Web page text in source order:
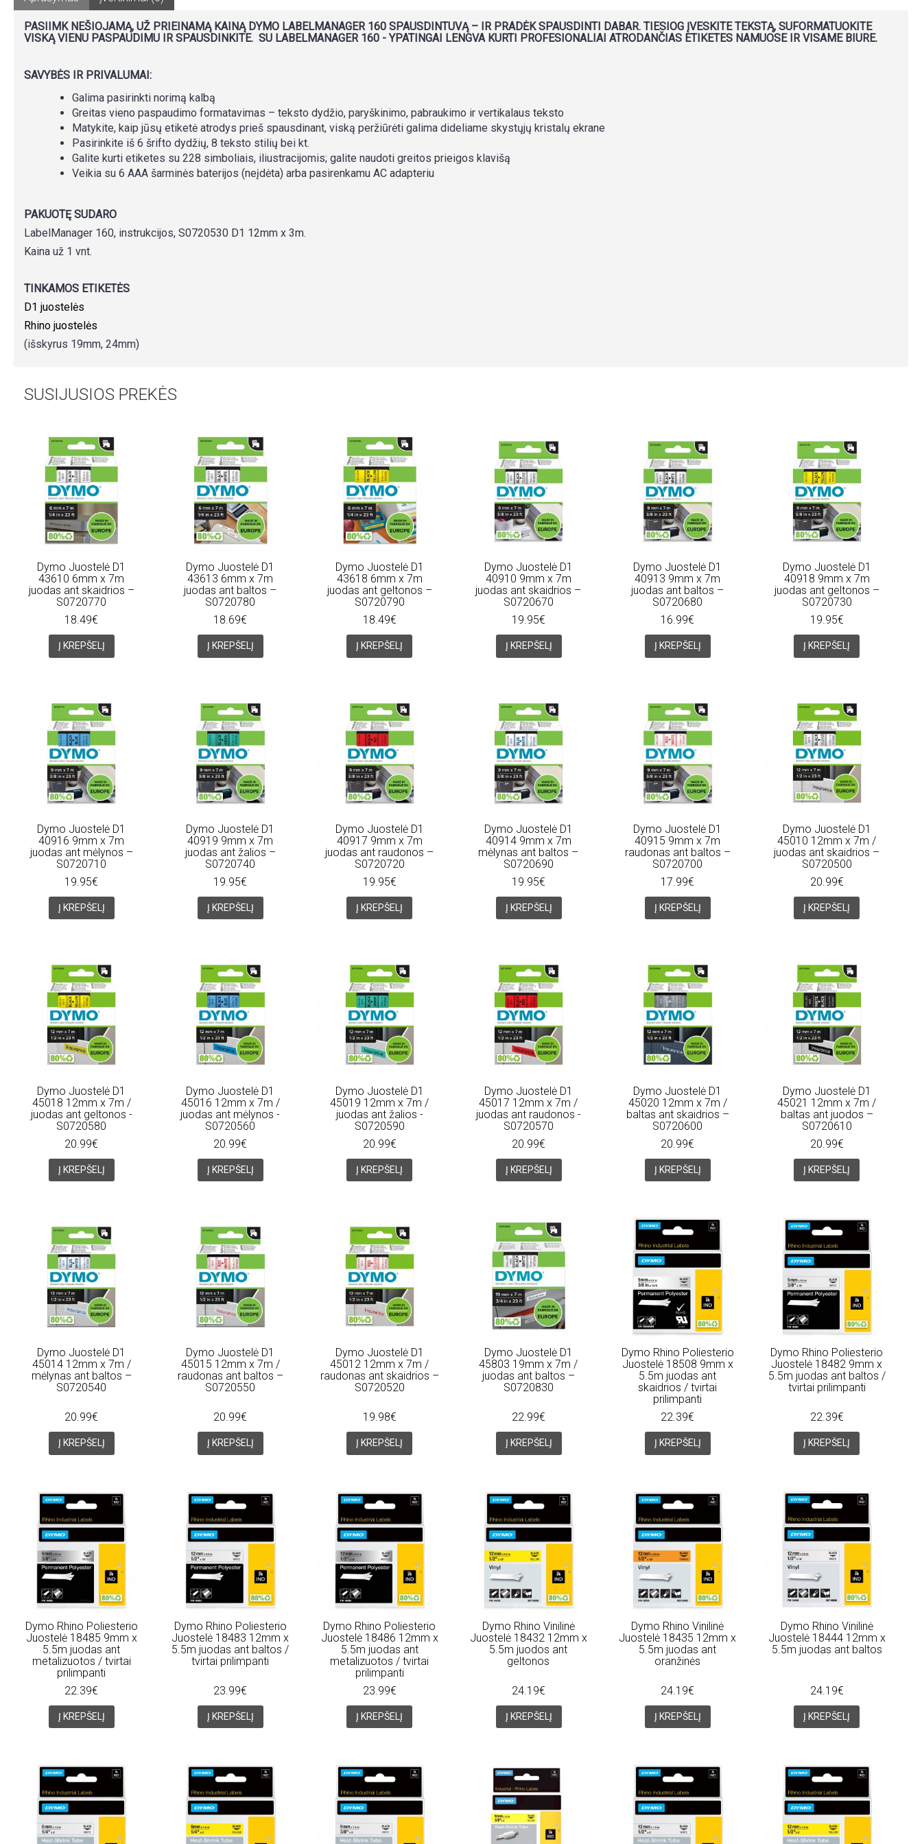
PASIIMK NEŠIOJAMĄ, UŽ PRIEINAMĄ KAINĄ DYMO LABELMANAGER 160 SPAUSDINTUVĄ – IR PRADĖK SPAUSDINTI DABAR. TIESIOG ĮVESKITE TEKSTĄ, SUFORMATUOKITE
VISKĄ VIENU PASPAUDIMU IR SPAUSDINKITE. SU LABELMANAGER 160 - YPATINGAI LENGVA KURTI PROFESIONALIAI ATRODANČIAS ETIKETES NAMUOSE IR VISAME BIURE.
SAVYBĖS IR PRIVALUMAI:
Galima pasirinkti norimą kalbą
Greitas vieno paspaudimo formatavimas – teksto dydžio, paryškinimo, pabraukimo ir vertikalaus teksto
Matykite, kaip jūsų etiketė atrodys prieš spausdinant, viską peržiūrėti galima dideliame skystųjų kristalų ekrane
Pasirinkite iš 6 šrifto dydžių, 8 teksto stilių bei kt.
Galite kurti etiketes su 228 simboliais, iliustracijomis; galite naudoti greitos prieigos klavišą
Veikia su 6 AAA šarminės baterijos (neįdėta) arba pasirenkamu AC adapteriu
PAKUOTĘ SUDARO
LabelManager 160, instrukcijos, S0720530 D1 12mm x 3m.
Kaina už 1 vnt.
TINKAMOS ETIKETĖS
D1 juostelės
Rhino juostelės
(išskyrus 19mm, 24mm)
SUSIJUSIOS PREKĖS
Dymo Juostelė D1
43610 6mm x 7m
juodas ant skaidrios –
S0720770
18.49€
Į KREPŠELĮ
Dymo Juostelė D1
43613 6mm x 7m
juodas ant baltos –
S0720780
18.69€
Į KREPŠELĮ
Dymo Juostelė D1
43618 6mm x 7m
juodas ant geltonos –
S0720790
18.49€
Į KREPŠELĮ
Dymo Juostelė D1
40910 9mm x 7m
juodas ant skaidrios –
S0720670
19.95€
Į KREPŠELĮ
Dymo Juostelė D1
40913 9mm x 7m
juodas ant baltos –
S0720680
16.99€
Į KREPŠELĮ
Dymo Juostelė D1
40918 9mm x 7m
juodas ant geltonos –
S0720730
19.95€
Į KREPŠELĮ
Dymo Juostelė D1
40916 9mm x 7m
juodas ant mėlynos –
S0720710
19.95€
Į KREPŠELĮ
Dymo Juostelė D1
40919 9mm x 7m
juodas ant žalios –
S0720740
19.95€
Į KREPŠELĮ
Dymo Juostelė D1
40917 9mm x 7m
juodas ant raudonos –
S0720720
19.95€
Į KREPŠELĮ
Dymo Juostelė D1
40914 9mm x 7m
mėlynas ant baltos –
S0720690
19.95€
Į KREPŠELĮ
Dymo Juostelė D1
40915 9mm x 7m
raudonas ant baltos –
S0720700
17.99€
Į KREPŠELĮ
Dymo Juostelė D1
45010 12mm x 7m /
juodas ant skaidrios –
S0720500
20.99€
Į KREPŠELĮ
Dymo Juostelė D1
45018 12mm x 7m /
juodas ant geltonos -
S0720580
20.99€
Į KREPŠELĮ
Dymo Juostelė D1
45016 12mm x 7m /
juodas ant mėlynos -
S0720560
20.99€
Į KREPŠELĮ
Dymo Juostelė D1
45019 12mm x 7m /
juodas ant žalios -
S0720590
20.99€
Į KREPŠELĮ
Dymo Juostelė D1
45017 12mm x 7m /
juodas ant raudonos -
S0720570
20.99€
Į KREPŠELĮ
Dymo Juostelė D1
45020 12mm x 7m /
baltas ant skaidrios –
S0720600
20.99€
Į KREPŠELĮ
Dymo Juostelė D1
45021 12mm x 7m /
baltas ant juodos –
S0720610
20.99€
Į KREPŠELĮ
Dymo Juostelė D1
45014 12mm x 7m /
mėlynas ant baltos –
S0720540
20.99€
Į KREPŠELĮ
Dymo Juostelė D1
45015 12mm x 7m /
raudonas ant baltos –
S0720550
20.99€
Į KREPŠELĮ
Dymo Juostelė D1
45012 12mm x 7m /
raudonas ant skaidrios –
S0720520
19.98€
Į KREPŠELĮ
Dymo Juostelė D1
45803 19mm x 7m /
juodas ant baltos –
S0720830
22.99€
Į KREPŠELĮ
Dymo Rhino Poliesterio
Juostelė 18508 9mm x
5.5m juodas ant
skaidrios / tvirtai
prilimpanti
22.39€
Į KREPŠELĮ
Dymo Rhino Poliesterio
Juostelė 18482 9mm x
5.5m juodas ant baltos /
tvirtai prilimpanti
22.39€
Į KREPŠELĮ
Dymo Rhino Poliesterio
Juostelė 18485 9mm x
5.5m juodas ant
metalizuotos / tvirtai
prilimpanti
22.39€
Į KREPŠELĮ
Dymo Rhino Poliesterio
Juostelė 18483 12mm x
5.5m juodas ant baltos /
tvirtai prilimpanti
23.99€
Į KREPŠELĮ
Dymo Rhino Poliesterio
Juostelė 18486 12mm x
5.5m juodas ant
metalizuotos / tvirtai
prilimpanti
23.99€
Į KREPŠELĮ
Dymo Rhino Vinilinė
Juostelė 18432 12mm x
5.5m juodos ant
geltonos
24.19€
Į KREPŠELĮ
Dymo Rhino Vinilinė
Juostelė 18435 12mm x
5.5m juodas ant
oranžinės
24.19€
Į KREPŠELĮ
Dymo Rhino Vinilinė
Juostelė 18444 12mm x
5.5m juodas ant baltos
24.19€
Į KREPŠELĮ